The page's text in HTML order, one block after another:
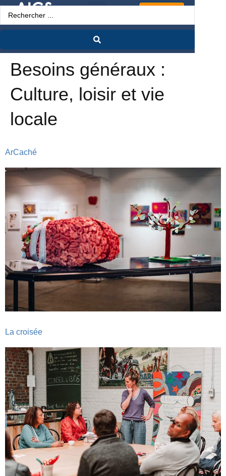
Besoins généraux :
Culture, loisir et vie
locale
ArCaché
La croisée